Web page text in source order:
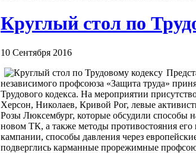
Круглый стол по
10 Сентября 2016
независимого профсоюза «Защита труда»
Трудового кодекса. На мероприятии
Херсон, Николаев, Кривой Рог, левые
Розы Люксембург, которые обсудили способы
новом ТК, а также методы противостояния
кампании, способы давления через
подверглись карманные прорежимные